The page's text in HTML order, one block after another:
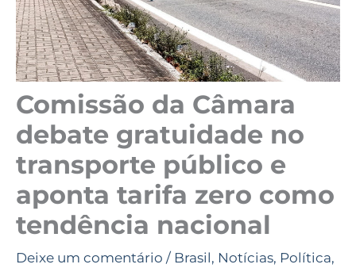
Comissão da Câmara
debate gratuidade no
transporte público e
aponta tarifa zero como
tendência nacional
Deixe um comentário / Brasil, Notícias, Política,